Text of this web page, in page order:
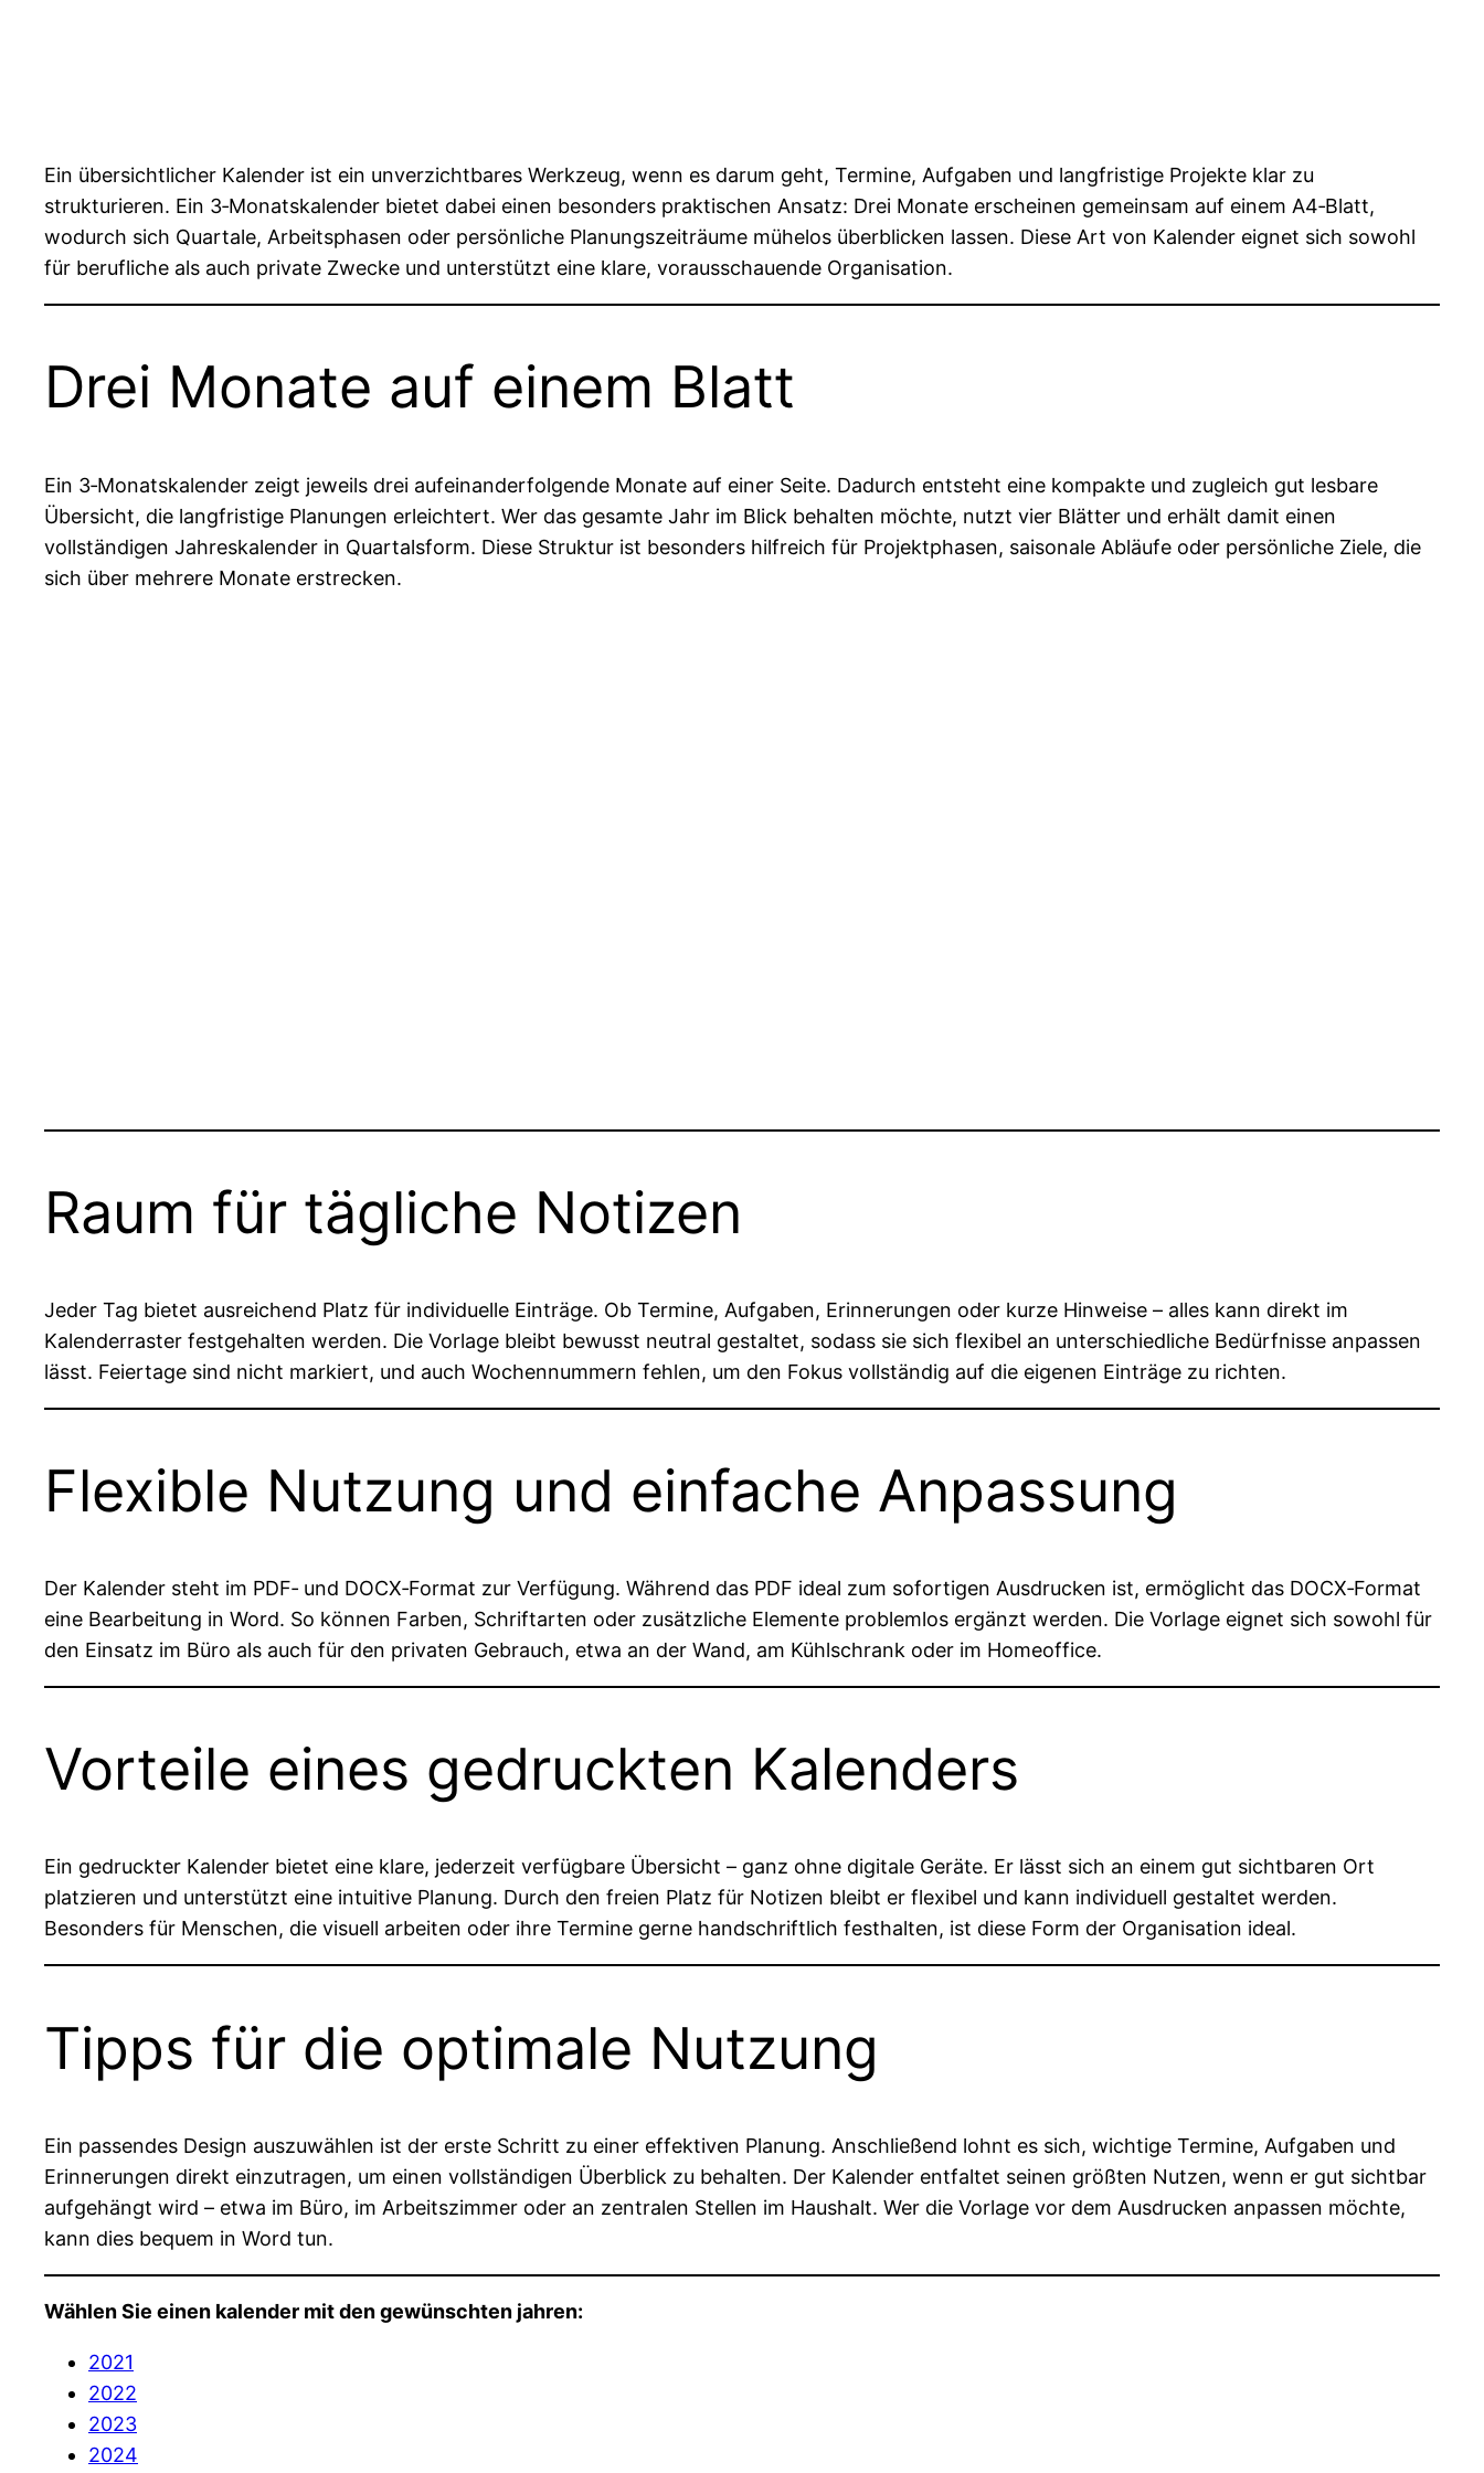
Ein übersichtlicher Kalender ist ein unverzichtbares Werkzeug, wenn es darum geht, Termine, Aufgaben und langfristige Projekte klar zu
strukturieren. Ein 3‑Monatskalender bietet dabei einen besonders praktischen Ansatz: Drei Monate erscheinen gemeinsam auf einem A4‑Blatt,
wodurch sich Quartale, Arbeitsphasen oder persönliche Planungszeiträume mühelos überblicken lassen. Diese Art von Kalender eignet sich sowohl
für berufliche als auch private Zwecke und unterstützt eine klare, vorausschauende Organisation.
Drei Monate auf einem Blatt
Ein 3‑Monatskalender zeigt jeweils drei aufeinanderfolgende Monate auf einer Seite. Dadurch entsteht eine kompakte und zugleich gut lesbare
Übersicht, die langfristige Planungen erleichtert. Wer das gesamte Jahr im Blick behalten möchte, nutzt vier Blätter und erhält damit einen
vollständigen Jahreskalender in Quartalsform. Diese Struktur ist besonders hilfreich für Projektphasen, saisonale Abläufe oder persönliche Ziele, die
sich über mehrere Monate erstrecken.
Raum für tägliche Notizen
Jeder Tag bietet ausreichend Platz für individuelle Einträge. Ob Termine, Aufgaben, Erinnerungen oder kurze Hinweise – alles kann direkt im
Kalenderraster festgehalten werden. Die Vorlage bleibt bewusst neutral gestaltet, sodass sie sich flexibel an unterschiedliche Bedürfnisse anpassen
lässt. Feiertage sind nicht markiert, und auch Wochennummern fehlen, um den Fokus vollständig auf die eigenen Einträge zu richten.
Flexible Nutzung und einfache Anpassung
Der Kalender steht im PDF‑ und DOCX‑Format zur Verfügung. Während das PDF ideal zum sofortigen Ausdrucken ist, ermöglicht das DOCX‑Format
eine Bearbeitung in Word. So können Farben, Schriftarten oder zusätzliche Elemente problemlos ergänzt werden. Die Vorlage eignet sich sowohl für
den Einsatz im Büro als auch für den privaten Gebrauch, etwa an der Wand, am Kühlschrank oder im Homeoffice.
Vorteile eines gedruckten Kalenders
Ein gedruckter Kalender bietet eine klare, jederzeit verfügbare Übersicht – ganz ohne digitale Geräte. Er lässt sich an einem gut sichtbaren Ort
platzieren und unterstützt eine intuitive Planung. Durch den freien Platz für Notizen bleibt er flexibel und kann individuell gestaltet werden.
Besonders für Menschen, die visuell arbeiten oder ihre Termine gerne handschriftlich festhalten, ist diese Form der Organisation ideal.
Tipps für die optimale Nutzung
Ein passendes Design auszuwählen ist der erste Schritt zu einer effektiven Planung. Anschließend lohnt es sich, wichtige Termine, Aufgaben und
Erinnerungen direkt einzutragen, um einen vollständigen Überblick zu behalten. Der Kalender entfaltet seinen größten Nutzen, wenn er gut sichtbar
aufgehängt wird – etwa im Büro, im Arbeitszimmer oder an zentralen Stellen im Haushalt. Wer die Vorlage vor dem Ausdrucken anpassen möchte,
kann dies bequem in Word tun.
Wählen Sie einen kalender mit den gewünschten jahren:
2021
2022
2023
2024